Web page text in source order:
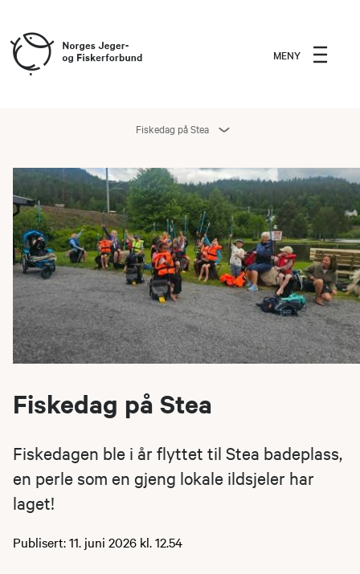
MENY
Fiskedag på Stea
Fiskedag på Stea
Fiskedagen ble i år flyttet til Stea badeplass,
en perle som en gjeng lokale ildsjeler har
laget!
Publisert: 11. juni 2026 kl. 12.54